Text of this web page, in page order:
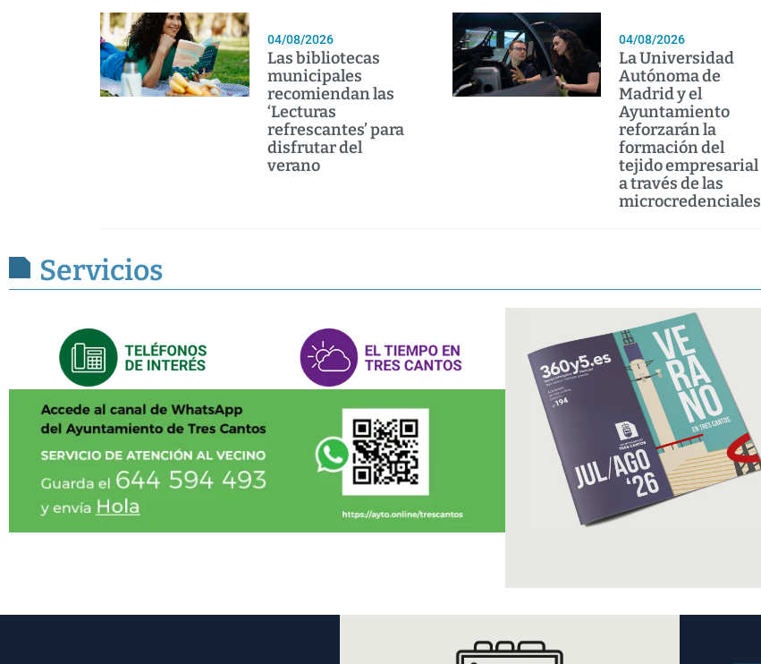
04/08/2026
Las bibliotecas
municipales
recomiendan las
‘Lecturas
refrescantes’ para
disfrutar del
verano
04/08/2026
La Universidad
Autónoma de
Madrid y el
Ayuntamiento
reforzarán la
formación del
tejido empresarial
a través de las
microcredenciales
Servicios